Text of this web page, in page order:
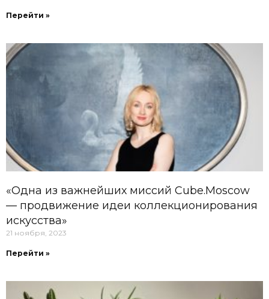
Перейти »
«Одна из важнейших миссий Cube.Moscow
— продвижение идеи коллекционирования
искусства»
21 ноября, 2023
Перейти »